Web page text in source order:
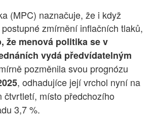
(MPC) naznačuje, že i když
zmírnění inflačních tlaků,
že menová politika se v
vydá předvídatelným
pozměnila svou prognózu
, odhadujíce její vrchol nyní na
čtvrtletí, místo předchozího
3,7 %.